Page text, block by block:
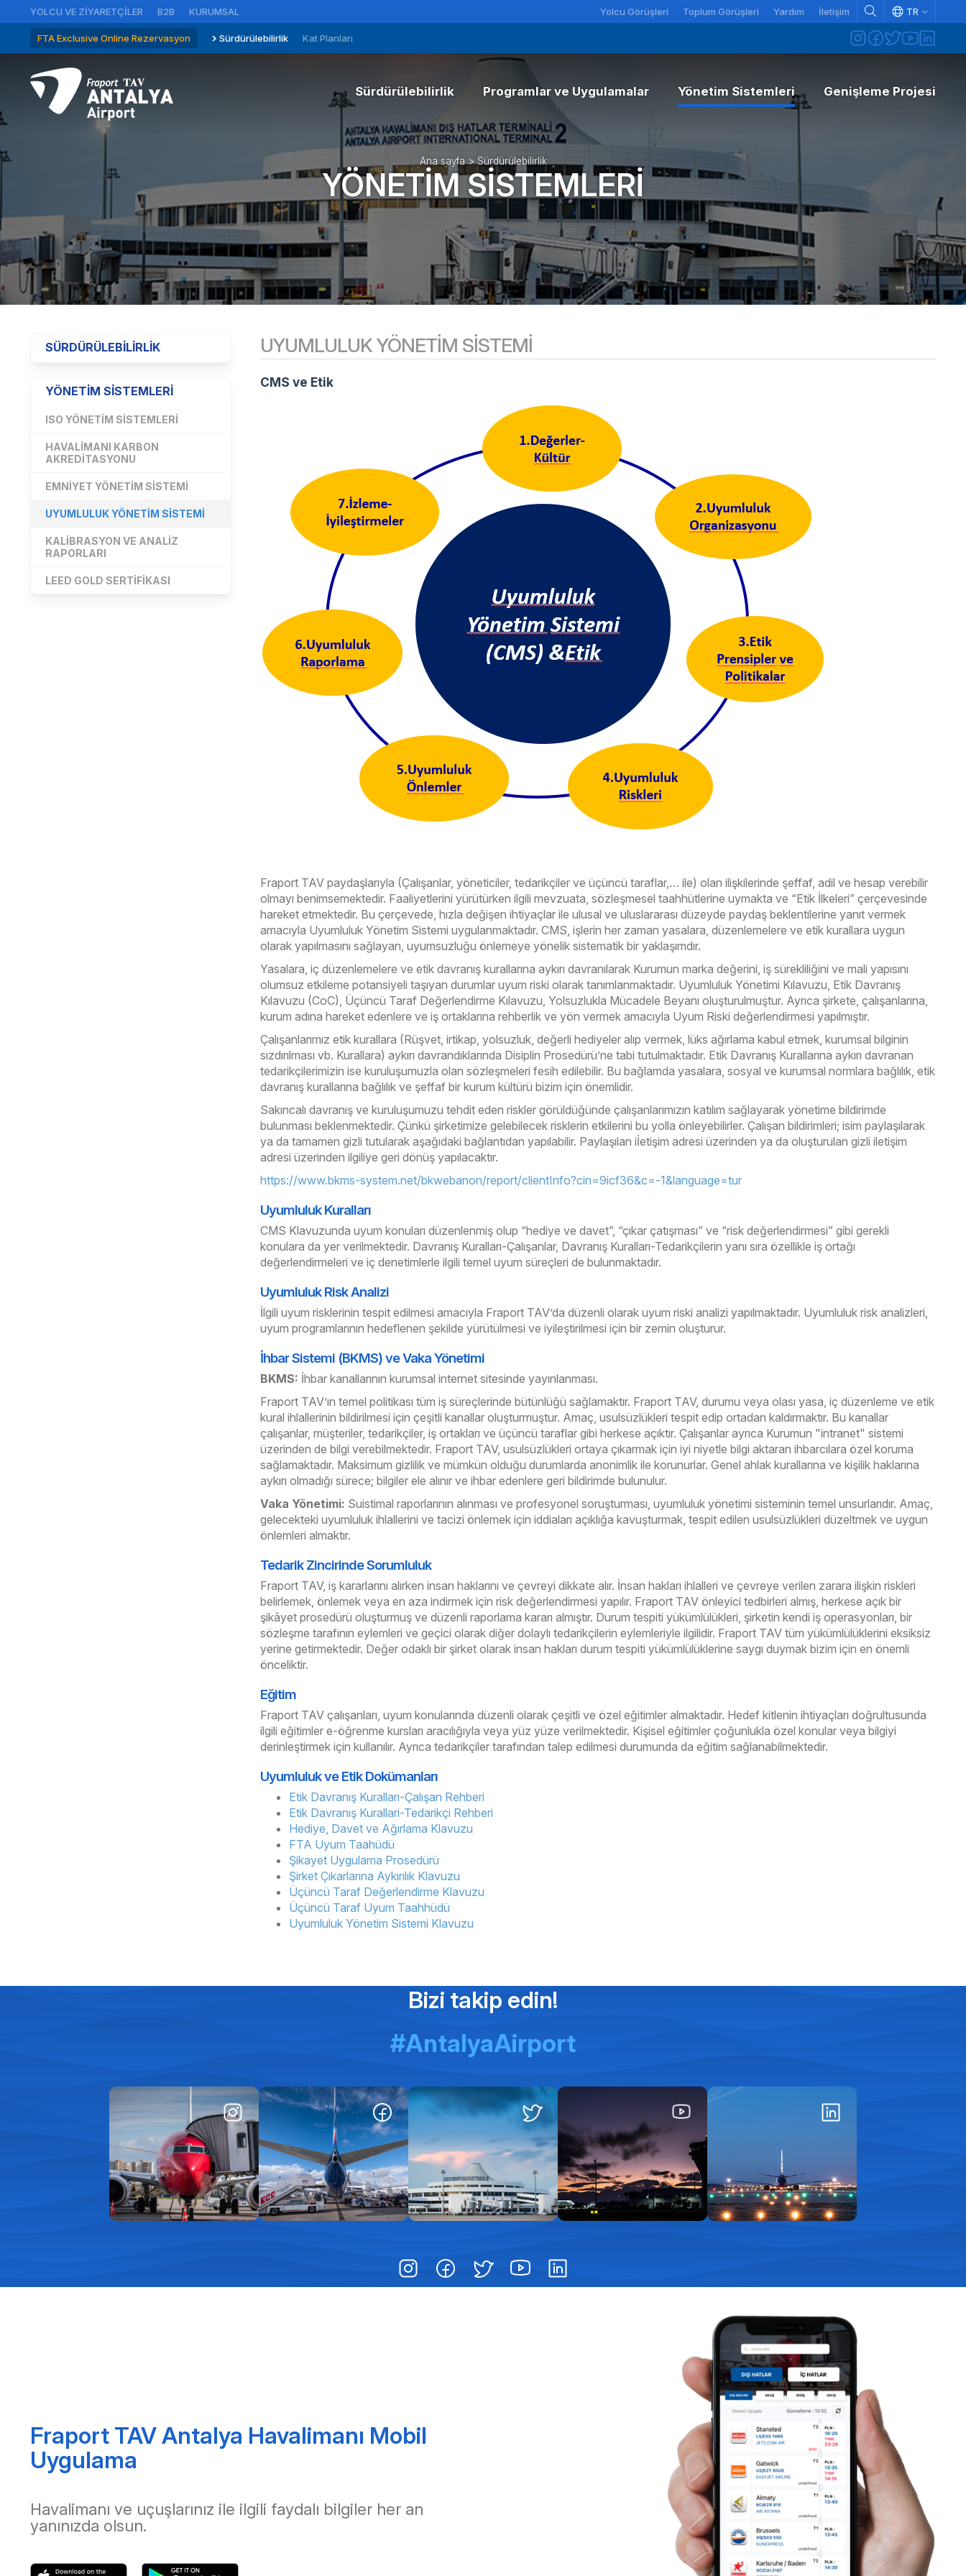
YOLCU VE ZIYARETÇILER B2B KURUMSAL Yolcu Görüşleri Toplum Görüşleri Yardım İletişim TR
FTA Exclusive Online Rezervasyon Sürdürülebilirlik Kat Planları
Sürdürülebilirlik
Genel Bakış Açısı
Taahhütlerimiz
Amaç Ve Hedefler
Programlar ve Uygulamalar
Uygulamalarımız
Gürültü Yönetimi
Yönetim Sistemleri
Havalimanı Karbon Akreditasyonu
Emniyet Yönetim Sistemi
Uyumluluk Yönetim Sistemi
Kalibrasyon ve Analiz Raporları
LEED GOLD Sertifikası
Genişleme Projesi
Aktif Duyurular
Arşiv Duyurular
Ana sayfa >Sürdürülebilirlik
YÖNETIM SISTEMLERI
UYUMLULUK YÖNETIM SISTEMI
CMS ve Etik
Fraport TAV paydaşlarıyla (Çalışanlar, yöneticiler, tedarikçiler ve üçüncü taraflar,… ile) olan ilişkilerinde şeffaf, adil ve hesap verebilir
olmayı benimsemektedir. Faaliyetlerini yürütürken ilgili mevzuata, sözleşmesel taahhütlerine uymakta ve “Etik İlkeleri” çerçevesinde
hareket etmektedir. Bu çerçevede, hızla değişen ihtiyaçlar ile ulusal ve uluslararası düzeyde paydaş beklentilerine yanıt vermek
amacıyla Uyumluluk Yönetim Sistemi uygulanmaktadır. CMS, işlerin her zaman yasalara, düzenlemelere ve etik kurallara uygun
olarak yapılmasını sağlayan, uyumsuzluğu önlemeye yönelik sistematik bir yaklaşımdır.
Yasalara, iç düzenlemelere ve etik davranış kurallarına aykırı davranılarak Kurumun marka değerini, iş sürekliliğini ve mali yapısını
olumsuz etkileme potansiyeli taşıyan durumlar uyum riski olarak tanımlanmaktadır. Uyumluluk Yönetimi Kılavuzu, Etik Davranış
Kılavuzu (CoC), Üçüncü Taraf Değerlendirme Kılavuzu, Yolsuzlukla Mücadele Beyanı oluşturulmuştur. Ayrıca şirkete, çalışanlarına,
kurum adına hareket edenlere ve iş ortaklarına rehberlik ve yön vermek amacıyla Uyum Riski değerlendirmesi yapılmıştır.
Çalışanlarımız etik kurallara (Rüşvet, irtikap, yolsuzluk, değerli hediyeler alıp vermek, lüks ağırlama kabul etmek, kurumsal bilginin
sızdırılması vb. Kurallara) aykırı davrandıklarında Disiplin Prosedürü’ne tabi tutulmaktadır. Etik Davranış Kurallarına aykırı davranan
tedarikçilerimizin ise kuruluşumuzla olan sözleşmeleri fesih edilebilir. Bu bağlamda yasalara, sosyal ve kurumsal normlara bağlılık, etik
davranış kurallarına bağlılık ve şeffaf bir kurum kültürü bizim için önemlidir.
Sakıncalı davranış ve kuruluşumuzu tehdit eden riskler görüldüğünde çalışanlarımızın katılım sağlayarak yönetime bildirimde
bulunması beklenmektedir. Çünkü şirketimize gelebilecek risklerin etkilerini bu yolla önleyebilirler. Çalışan bildirimleri; isim paylaşılarak
ya da tamamen gizli tutularak aşağıdaki bağlantıdan yapılabilir. Paylaşılan iİetişim adresi üzerinden ya da oluşturulan gizli iletişim
adresi üzerinden ilgiliye geri dönüş yapılacaktır.
https://www.bkms-system.net/bkwebanon/report/clientInfo?cin=9icf36&c=-1&language=tur
Uyumluluk Kuralları
CMS Klavuzunda uyum konuları düzenlenmiş olup “hediye ve davet”, “çıkar çatışması” ve “risk değerlendirmesi” gibi gerekli
konulara da yer verilmektedir. Davranış Kuralları-Çalışanlar, Davranış Kuralları-Tedarikçilerin yanı sıra özellikle iş ortağı
değerlendirmeleri ve iç denetimlerle ilgili temel uyum süreçleri de bulunmaktadır.
Uyumluluk Risk Analizi
İlgili uyum risklerinin tespit edilmesi amacıyla Fraport TAV’da düzenli olarak uyum riski analizi yapılmaktadır. Uyumluluk risk analizleri,
uyum programlarının hedeflenen şekilde yürütülmesi ve iyileştirilmesi için bir zemin oluşturur.
İhbar Sistemi (BKMS) ve Vaka Yönetimi
BKMS: İhbar kanallarının kurumsal internet sitesinde yayınlanması.
Fraport TAV’ın temel politikası tüm iş süreçlerinde bütünlüğü sağlamaktır. Fraport TAV, durumu veya olası yasa, iç düzenleme ve etik
kural ihlallerinin bildirilmesi için çeşitli kanallar oluşturmuştur. Amaç, usulsüzlükleri tespit edip ortadan kaldırmaktır. Bu kanallar
çalışanlar, müşteriler, tedarikçiler, iş ortakları ve üçüncü taraflar gibi herkese açıktır. Çalışanlar ayrıca Kurumun "intranet" sistemi
üzerinden de bilgi verebilmektedir. Fraport TAV, usulsüzlükleri ortaya çıkarmak için iyi niyetle bilgi aktaran ihbarcılara özel koruma
sağlamaktadır. Maksimum gizlilik ve mümkün olduğu durumlarda anonimlik ile korunurlar. Genel ahlak kurallarına ve kişilik haklarına
aykırı olmadığı sürece; bilgiler ele alınır ve ihbar edenlere geri bildirimde bulunulur.
Vaka Yönetimi: Suistimal raporlarının alınması ve profesyonel soruşturması, uyumluluk yönetimi sisteminin temel unsurlarıdır. Amaç,
gelecekteki uyumluluk ihlallerini ve tacizi önlemek için iddiaları açıklığa kavuşturmak, tespit edilen usulsüzlükleri düzeltmek ve uygun
önlemleri almaktır.
Tedarik Zincirinde Sorumluluk
Fraport TAV, iş kararlarını alırken insan haklarını ve çevreyi dikkate alır. İnsan hakları ihlalleri ve çevreye verilen zarara ilişkin riskleri
belirlemek, önlemek veya en aza indirmek için risk değerlendirmesi yapılır. Fraport TAV önleyici tedbirleri almış, herkese açık bir
şikâyet prosedürü oluşturmuş ve düzenli raporlama kararı almıştır. Durum tespiti yükümlülükleri, şirketin kendi iş operasyonları, bir
sözleşme tarafının eylemleri ve geçici olarak diğer dolaylı tedarikçilerin eylemleriyle ilgilidir. Fraport TAV tüm yükümlülüklerini eksiksiz
yerine getirmektedir. Değer odaklı bir şirket olarak insan hakları durum tespiti yükümlülüklerine saygı duymak bizim için en önemli
önceliktir.
Eğitim
Fraport TAV çalışanları, uyum konularında düzenli olarak çeşitli ve özel eğitimler almaktadır. Hedef kitlenin ihtiyaçları doğrultusunda
ilgili eğitimler e-öğrenme kursları aracılığıyla veya yüz yüze verilmektedir. Kişisel eğitimler çoğunlukla özel konular veya bilgiyi
derinleştirmek için kullanılır. Ayrıca tedarikçiler tarafından talep edilmesi durumunda da eğitim sağlanabilmektedir.
Uyumluluk ve Etik Dokümanları
Etik Davranış Kuralları-Çalışan Rehberi
Etik Davranış Kurallari-Tedarikçi Rehberi
Hediye, Davet ve Ağırlama Klavuzu
FTA Uyum Taahüdü
Şikayet Uygulama Prosedürü
Şirket Çıkarlarına Aykırılık Klavuzu
Üçüncü Taraf Değerlendirme Klavuzu
Üçüncü Taraf Uyum Taahhüdü
Uyumluluk Yönetim Sistemi Klavuzu
SÜRDÜRÜLEBILIRLIK
YÖNETIM SISTEMLERI
ISO YÖNETIM SISTEMLERI
HAVALIMANI KARBON
AKREDITASYONU
EMNIYET YÖNETIM SISTEMI
UYUMLULUK YÖNETIM SISTEMI
KALIBRASYON VE ANALIZ
RAPORLARI
LEED GOLD SERTIFIKASI
Bizi takip edin!
#AntalyaAirport
Fraport TAV Antalya Havalimanı Mobil
Uygulama
Havalimanı ve uçuşlarınız ile ilgili faydalı bilgiler her an
yanınızda olsun.